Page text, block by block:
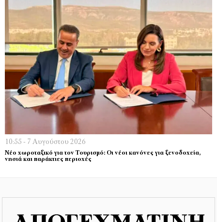
10:55 - 7 Αυγούστου 2026
Νέο χωροταξικό για τον Τουρισμό: Οι νέοι κανόνες για ξενοδοχεία,
νησιά και παράκτιες περιοχές